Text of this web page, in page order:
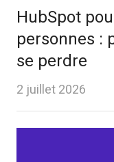
HubSpot
personnes :
se perdre
2 juillet 2026